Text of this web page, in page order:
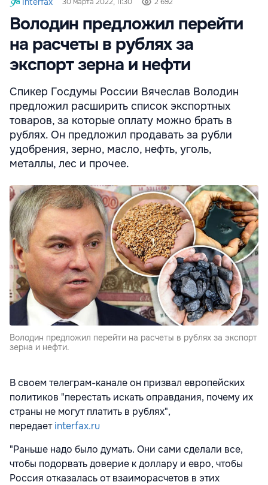
Володин предложил перейти
на расчеты в рублях за
экспорт зерна и нефти
Спикер Госдумы России Вячеслав Володин
предложил расширить список экспортных
товаров, за которые оплату можно брать в
рублях. Он предложил продавать за рубли
удобрения, зерно, масло, нефть, уголь,
металлы, лес и прочее.
Володин предложил перейти на расчеты в рублях за экспорт
зерна и нефти.
В своем телеграм-канале он призвал европейских
политиков "перестать искать оправдания, почему их
страны не могут платить в рублях",
передаетinterfax.ru
"Раньше надо было думать. Они сами сделали все,
чтобы подорвать доверие к доллару и евро, чтобы
Россия отказалась от взаиморасчетов в этих